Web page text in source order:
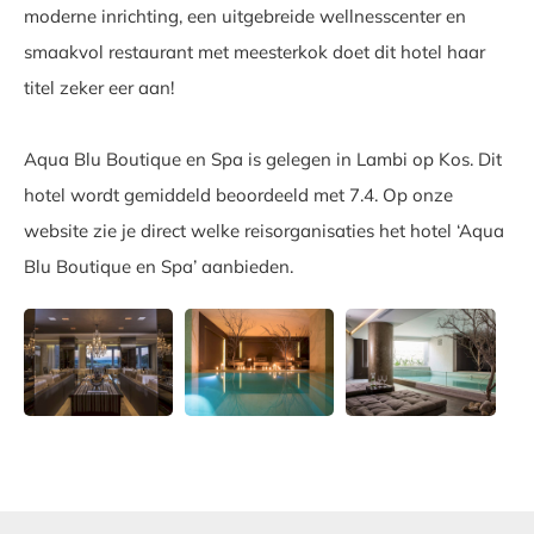
moderne inrichting, een uitgebreide wellnesscenter en
smaakvol restaurant met meesterkok doet dit hotel haar
titel zeker eer aan!
Aqua Blu Boutique en Spa is gelegen in Lambi op Kos. Dit
hotel wordt gemiddeld beoordeeld met 7.4. Op onze
website zie je direct welke reisorganisaties het hotel ‘Aqua
Blu Boutique en Spa’ aanbieden.